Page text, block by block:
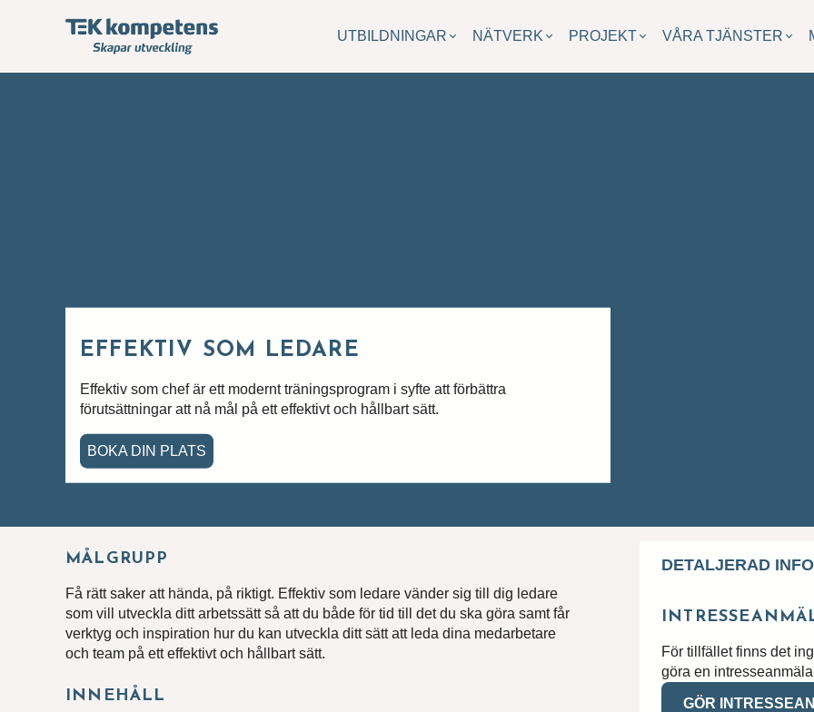
UTBILDNINGAR NÄTVERK PROJEKT VÅRA TJÄNSTER
EFFEKTIV SOM LEDARE
Effektiv som chef är ett modernt träningsprogram i syfte att förbättra
förutsättningar att nå mål på ett effektivt och hållbart sätt.
BOKA DIN PLATS
MÅLGRUPP
Få rätt saker att hända, på riktigt. Effektiv som ledare vänder sig till dig ledare
som vill utveckla ditt arbetssätt så att du både för tid till det du ska göra samt får
verktyg och inspiration hur du kan utveckla ditt sätt att leda dina medarbetare
och team på ett effektivt och hållbart sätt.
INNEHÅLL
DETALJERAD
För tillfället finns det
göra en
GÖR